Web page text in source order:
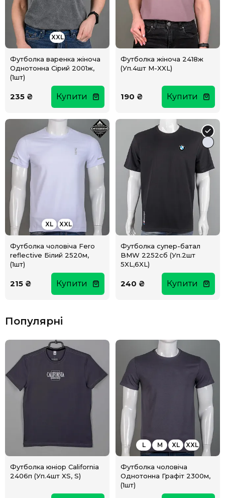
XXL
Футболка варенка жіноча
Однотонна Сірий 2001ж,
(1шт)
235 ₴ Купити
Футболка жіноча 2418ж
(Уп.4шт M-XXL)
190 ₴ Купити
XL XXL
Футболка чоловіча Fero
reflective Білий 2520м,
(1шт)
215 ₴ Купити
Футболка супер-батал
BMW 2252сб (Уп.2шт
5XL,6XL)
240 ₴ Купити
Популярні
Футболка юніор California
2406п (Уп.4шт XS, S)
L M XL XXL
Футболка чоловіча
Однотонна Графіт 2300м,
(1шт)